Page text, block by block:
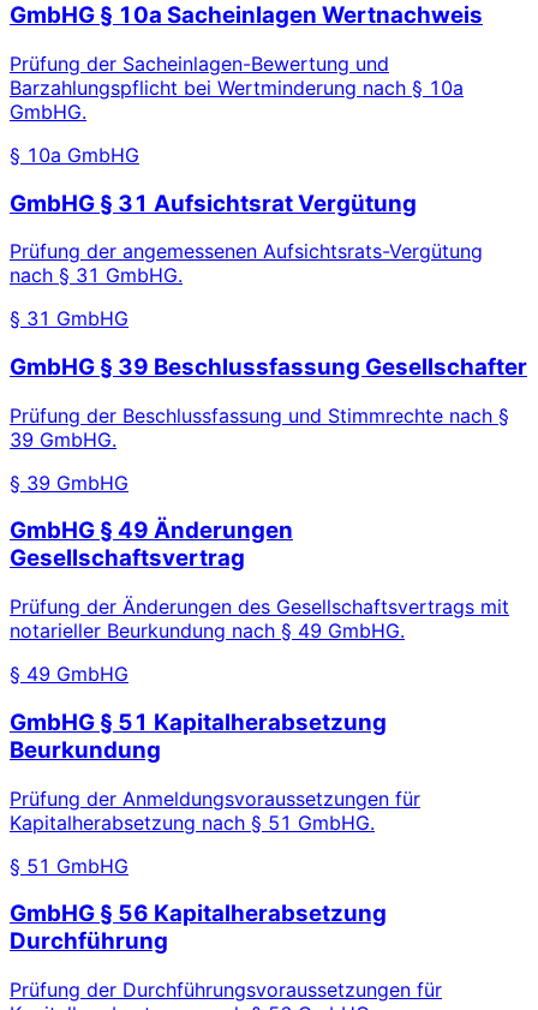
GmbHG § 10a Sacheinlagen Wertnachweis
Prüfung der Sacheinlagen-Bewertung und
Barzahlungspflicht bei Wertminderung nach § 10a
GmbHG.
§ 10a GmbHG
GmbHG § 31 Aufsichtsrat Vergütung
Prüfung der angemessenen Aufsichtsrats-Vergütung
nach § 31 GmbHG.
§ 31 GmbHG
GmbHG § 39 Beschlussfassung Gesellschafter
Prüfung der Beschlussfassung und Stimmrechte nach §
39 GmbHG.
§ 39 GmbHG
GmbHG § 49 Änderungen
Gesellschaftsvertrag
Prüfung der Änderungen des Gesellschaftsvertrags mit
notarieller Beurkundung nach § 49 GmbHG.
§ 49 GmbHG
GmbHG § 51 Kapitalherabsetzung
Beurkundung
Prüfung der Anmeldungsvoraussetzungen für
Kapitalherabsetzung nach § 51 GmbHG.
§ 51 GmbHG
GmbHG § 56 Kapitalherabsetzung
Durchführung
Prüfung der Durchführungsvoraussetzungen für